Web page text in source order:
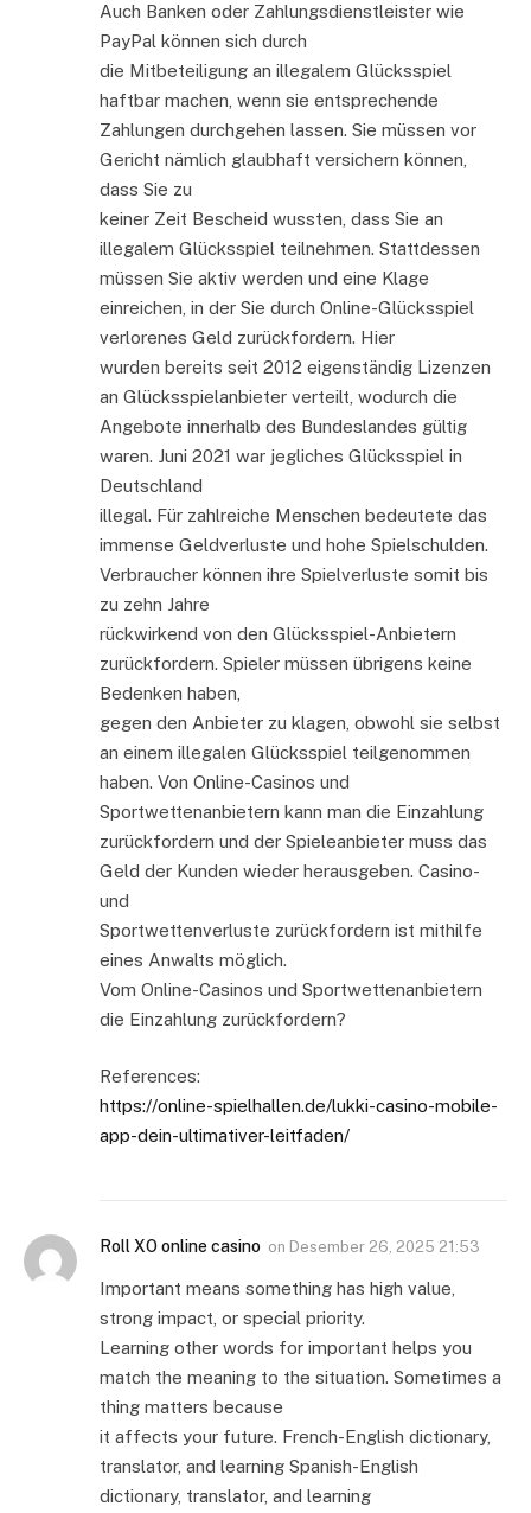
Auch Banken oder Zahlungsdienstleister wie
PayPal können sich durch
die Mitbeteiligung an illegalem Glücksspiel
haftbar machen, wenn sie entsprechende
Zahlungen durchgehen lassen. Sie müssen vor
Gericht nämlich glaubhaft versichern können,
dass Sie zu
keiner Zeit Bescheid wussten, dass Sie an
illegalem Glücksspiel teilnehmen. Stattdessen
müssen Sie aktiv werden und eine Klage
einreichen, in der Sie durch Online-Glücksspiel
verlorenes Geld zurückfordern. Hier
wurden bereits seit 2012 eigenständig Lizenzen
an Glücksspielanbieter verteilt, wodurch die
Angebote innerhalb des Bundeslandes gültig
waren. Juni 2021 war jegliches Glücksspiel in
Deutschland
illegal. Für zahlreiche Menschen bedeutete das
immense Geldverluste und hohe Spielschulden.
Verbraucher können ihre Spielverluste somit bis
zu zehn Jahre
rückwirkend von den Glücksspiel-Anbietern
zurückfordern. Spieler müssen übrigens keine
Bedenken haben,
gegen den Anbieter zu klagen, obwohl sie selbst
an einem illegalen Glücksspiel teilgenommen
haben. Von Online-Casinos und
Sportwettenanbietern kann man die Einzahlung
zurückfordern und der Spieleanbieter muss das
Geld der Kunden wieder herausgeben. Casino-
und
Sportwettenverluste zurückfordern ist mithilfe
eines Anwalts möglich.
Vom Online-Casinos und Sportwettenanbietern
die Einzahlung zurückfordern?
References:
https://online-spielhallen.de/lukki-casino-mobile-
app-dein-ultimativer-leitfaden/
Roll XO online casino on Desember 26, 2025 21:53
Important means something has high value,
strong impact, or special priority.
Learning other words for important helps you
match the meaning to the situation. Sometimes a
thing matters because
it affects your future. French-English dictionary,
translator, and learning Spanish-English
dictionary, translator, and learning